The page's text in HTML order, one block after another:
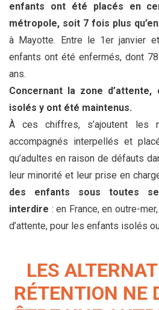
enfants ont été placés en
métropole, soit 7 fois plus
à Mayotte. Entre le 1er janvier
enfants ont été enfermés, dont
ans.
Concernant la zone d’attente,
isolés y ont été maintenus.
À ces chiffres, s’ajoutent les
accompagnés interpellés et
qu’adultes en raison de défauts
leur minorité et leur prise en
des enfants sous toutes
interdire : en France, en outre-
d’attente, pour les enfants isolés
LES
RÉTENTION NE